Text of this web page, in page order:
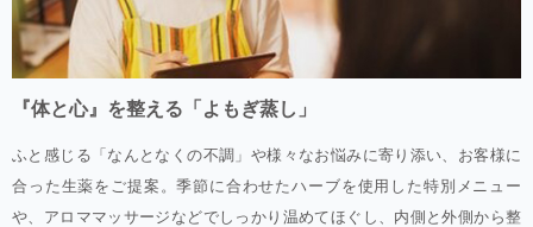
『体と心』を整える「よもぎ蒸し」
ふと感じる「なんとなくの不調」や様々なお悩みに寄り添い、お客様に
合った生薬をご提案。季節に合わせたハーブを使用した特別メニュー
や、アロママッサージなどでしっかり温めてほぐし、内側と外側から整